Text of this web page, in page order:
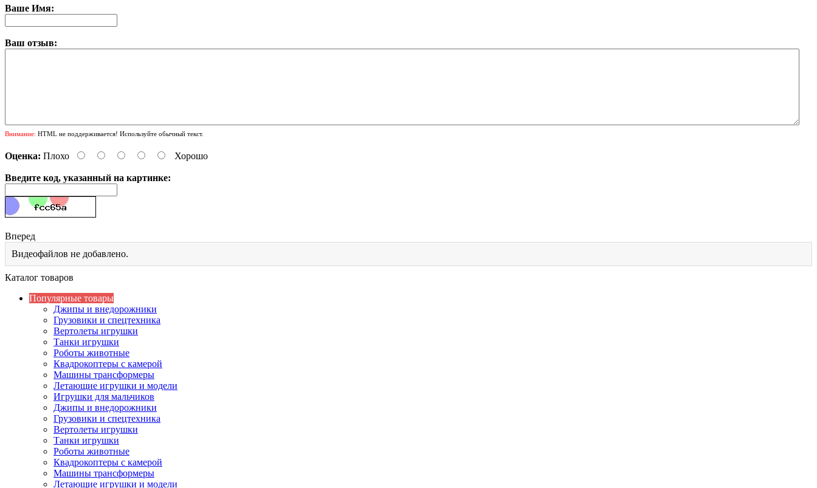
Ваше Имя:
Ваш отзыв:
Внимание: HTML не поддерживается! Используйте обычный текст.
Оценка: Плохо Хорошо
Введите код, указанный на картинке:
Вперед
Видеофайлов не добавлено.
Каталог товаров
Популярные товары
Джипы и внедорожники
Грузовики и спецтехника
Вертолеты игрушки
Танки игрушки
Роботы животные
Квадрокоптеры с камерой
Машины трансформеры
Летающие игрушки и модели
Игрушки для мальчиков
Джипы и внедорожники
Грузовики и спецтехника
Вертолеты игрушки
Танки игрушки
Роботы животные
Квадрокоптеры с камерой
Машины трансформеры
Летающие игрушки и модели